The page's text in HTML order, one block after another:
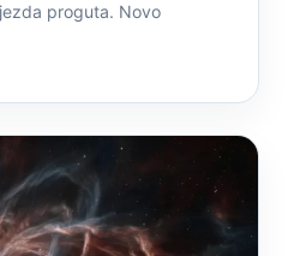
proguta. Novo